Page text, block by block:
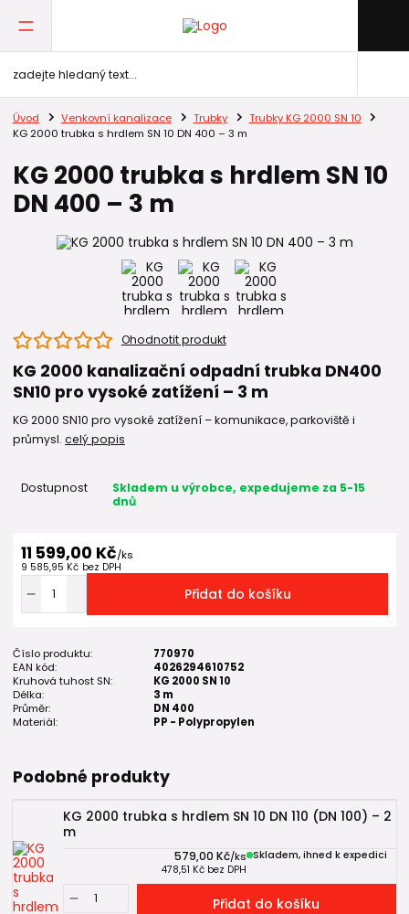
Úvod Venkovní kanalizace Trubky
Trubky KG 2000 SN 10
KG 2000 trubka s hrdlem SN 10 DN 400 – 3 m
KG 2000 trubka s hrdlem SN 10
DN 400 – 3 m
Ohodnotit produkt
KG 2000 kanalizační odpadní trubka DN400
SN10 pro vysoké zatížení – 3 m
KG 2000 SN10 pro vysoké zatížení – komunikace, parkoviště i
průmysl. celý popis
Dostupnost
Skladem u výrobce, expedujeme za 5-15
dnů
11 599,00 Kč/ks
9 585,95 Kč bez DPH
Přidat do košíku
Číslo produktu:
770970
EAN kód:
4026294610752
Kruhová tuhost SN:
KG 2000 SN 10
Délka:
3 m
Průměr:
DN 400
Materiál:
PP - Polypropylen
Podobné produkty
KG 2000 trubka s hrdlem SN 10 DN 110 (DN 100) – 2
m
579,00 Kč/ks
478,51 Kč bez DPH
Skladem, ihned k expedici
Přidat do košíku